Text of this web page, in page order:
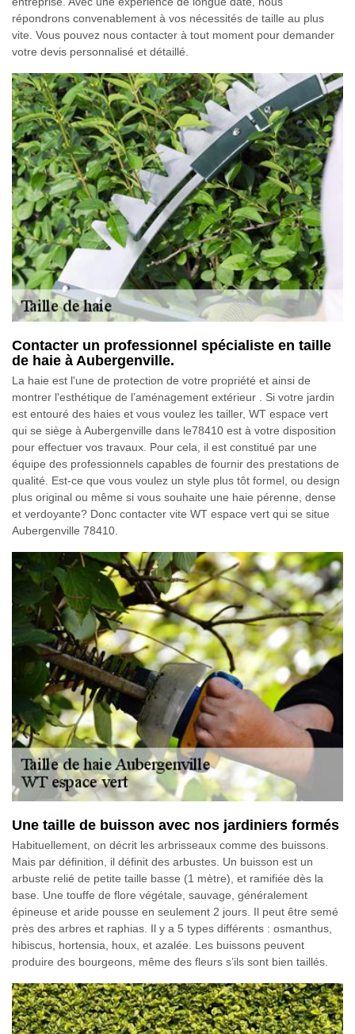
répondrons convenablement à vos nécessités de taille au plus
vite. Vous pouvez nous contacter à tout moment pour demander
votre devis personnalisé et détaillé.
Contacter un professionnel spécialiste en taille
de haie à Aubergenville.
La haie est l'une de protection de votre propriété et ainsi de
montrer l'esthétique de l’aménagement extérieur . Si votre jardin
est entouré des haies et vous voulez les tailler, WT espace vert
qui se siège à Aubergenville dans le78410 est à votre disposition
pour effectuer vos travaux. Pour cela, il est constitué par une
équipe des professionnels capables de fournir des prestations de
qualité. Est-ce que vous voulez un style plus tôt formel, ou design
plus original ou même si vous souhaite une haie pérenne, dense
et verdoyante? Donc contacter vite WT espace vert qui se situe
Aubergenville 78410.
Une taille de buisson avec nos jardiniers formés
Habituellement, on décrit les arbrisseaux comme des buissons.
Mais par définition, il définit des arbustes. Un buisson est un
arbuste relié de petite taille basse (1 mètre), et ramifiée dès la
base. Une touffe de flore végétale, sauvage, généralement
épineuse et aride pousse en seulement 2 jours. Il peut être semé
près des arbres et raphias. Il y a 5 types différents : osmanthus,
hibiscus, hortensia, houx, et azalée. Les buissons peuvent
produire des bourgeons, même des fleurs s’ils sont bien taillés.